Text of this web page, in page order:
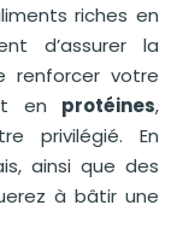
riches en
d’assurer la
renforcer votre
en protéines,
privilégié. En
ainsi que des
à bâtir une